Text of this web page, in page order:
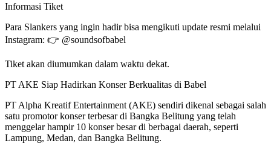
Informasi Tiket
Para Slankers yang ingin hadir bisa mengikuti update resmi melalui
Instagram: 👉 @soundsofbabel
Tiket akan diumumkan dalam waktu dekat.
PT AKE Siap Hadirkan Konser Berkualitas di Babel
PT Alpha Kreatif Entertainment (AKE) sendiri dikenal sebagai salah
satu promotor konser terbesar di Bangka Belitung yang telah
menggelar hampir 10 konser besar di berbagai daerah, seperti
Lampung, Medan, dan Bangka Belitung.